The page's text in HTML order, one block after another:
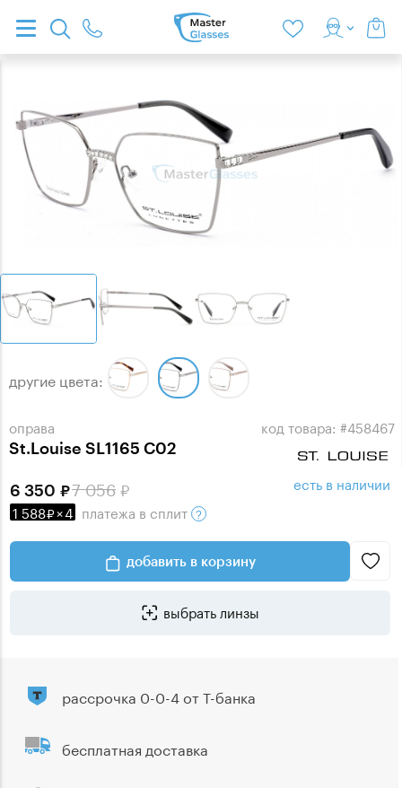
оправа
St.Louise SL1165 C02
код товара: #458467
другие цвета:
7 056
6 350
1 588 ×4 платежа в сплит
есть в наличии
добавить в корзину
выбрать линзы
рассрочка 0-0-4 от Т-банка
бесплатная доставка